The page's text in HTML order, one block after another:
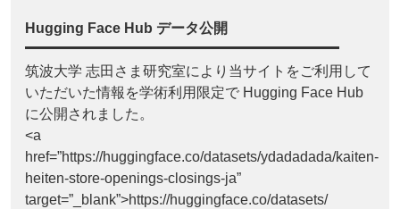
Hugging Face Hub データ公開
筑波大学 志田さま研究室により当サイトをご利用して
いただいた情報を学術利用限定で Hugging Face Hub
に公開されました。
<a
href=”https://huggingface.co/datasets/ydadadada/kaiten-
heiten-store-openings-closings-ja”
target=”_blank”>https://huggingface.co/datasets/